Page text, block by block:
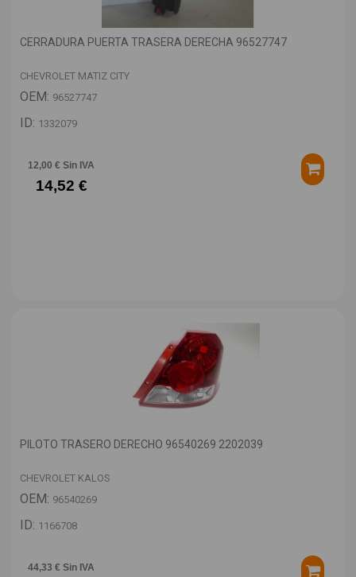
CERRADURA PUERTA TRASERA DERECHA 96527747
CHEVROLET MATIZ CITY
OEM: 96527747
ID: 1332079
12,00 € Sin IVA
14,52 €
PILOTO TRASERO DERECHO 96540269 2202039
CHEVROLET KALOS
OEM: 96540269
ID: 1166708
44,33 € Sin IVA